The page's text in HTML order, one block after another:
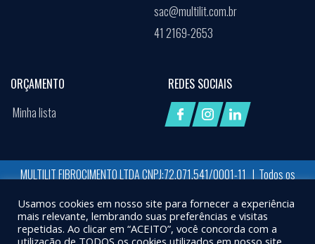
ORÇAMENTO
Minha lista
sac@multilit.com.br
41 2169-2653
REDES SOCIAIS
MULTILIT FIBROCIMENTO LTDA CNPJ:72.071.541/0001-11 | Todos os
Desenvolvido por:Job Space
UTILIZAMOS COOKIES PARA GARANTIR QUE VOCÊ TENHA A MELHOR EXPERIÊNCIA EM
Usamos cookies em nosso site para fornecer a experiência
mais relevante, lembrando suas preferências e visitas
repetidas. Ao clicar em “ACEITO”, você concorda com a
utilização de TODOS os cookies utilizados em nosso site.